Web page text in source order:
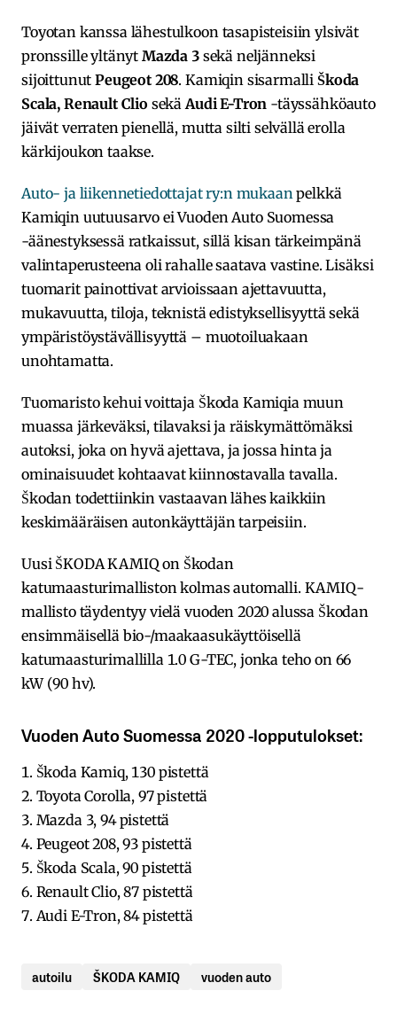
Toyotan kanssa lähestulkoon tasapisteisiin ylsivät
pronssille yltänyt Mazda 3sekä neljänneksi
sijoittunutPeugeot 208. Kamiqin sisarmalli Škoda
Scala, Renault Clio sekäAudi E-Tron -täyssähköauto
jäivät verraten pienellä, mutta silti selvällä erolla
kärkijoukon taakse.
Auto- ja liikennetiedottajat ry:n mukaan pelkkä
Kamiqin uutuusarvo ei Vuoden Auto Suomessa
-äänestyksessä ratkaissut, sillä kisan tärkeimpänä
valintaperusteena oli rahalle saatava vastine. Lisäksi
tuomarit painottivat arvioissaan ajettavuutta,
mukavuutta, tiloja, teknistä edistyksellisyyttä sekä
ympäristöystävällisyyttä – muotoiluakaan
unohtamatta.
Tuomaristo kehui voittaja Škoda Kamiqia muun
muassa järkeväksi, tilavaksi ja räiskymättömäksi
autoksi, joka on hyvä ajettava, ja jossa hinta ja
ominaisuudet kohtaavat kiinnostavalla tavalla.
Škodan todettiinkin vastaavan lähes kaikkiin
keskimääräisen autonkäyttäjän tarpeisiin.
Uusi ŠKODA KAMIQ on Škodan
katumaasturimalliston kolmas automalli. KAMIQ-
mallisto täydentyy vielä vuoden 2020 alussa Škodan
ensimmäisellä bio-/maakaasukäyttöisellä
katumaasturimallilla 1.0 G-TEC, jonka teho on 66
kW (90 hv).
Vuoden Auto Suomessa 2020 -lopputulokset:
1. Škoda Kamiq, 130 pistettä
2. Toyota Corolla, 97 pistettä
3. Mazda 3, 94 pistettä
4. Peugeot 208, 93 pistettä
5. Škoda Scala, 90 pistettä
6. Renault Clio, 87 pistettä
7. Audi E-Tron, 84 pistettä
autoilu ŠKODA KAMIQ vuoden auto